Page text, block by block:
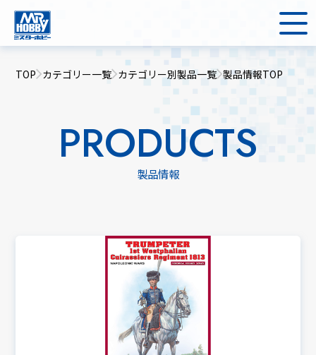
TOP カテゴリー一覧 カテゴリー別製品一覧 製品情報TOP
PRODUCTS
製品情報